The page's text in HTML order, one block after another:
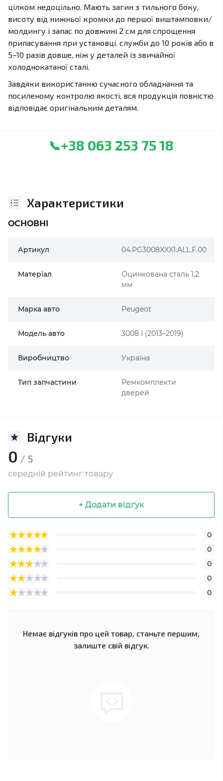
цілком недоцільно. Мають загин з тильного боку,
висоту від нижньої кромки до першої виштамповки/
молдингу і запас по довжині 2 см для спрощення
припасування при установці. служби до 10 років або в
5–10 разів довше, ніж у деталей із звичайної
холоднокатаної сталі.
Завдяки використанню сучасного обладнання та
посиленому контролю якості, вся продукція повністю
відповідає оригінальним деталям.
📞+38 063 253 75 18
Характеристики
ОСНОВНІ
Артикул 04.PG3008XXX1.ALL.F.00
Матеріал
Оцинкована сталь 1,2
мм
Марка авто Peugeot
Модель авто 3008 I (2013–2019)
Виробництво Україна
Тип запчастини
Ремкомплекти
дверей
Відгуки
0 / 5
середній рейтинг товару
+ Додати відгук
0
0
0
0
0
Немає відгуків про цей товар, станьте першим,
залиште свій відгук.